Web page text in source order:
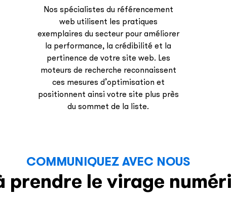
Nos spécialistes du référencement
web utilisent les pratiques
exemplaires du secteur pour améliorer
la performance, la crédibilité et la
pertinence de votre site web. Les
moteurs de recherche reconnaissent
ces mesures d’optimisation et
positionnent ainsi votre site plus près
du sommet de la liste.
COMMUNIQUEZ AVEC NOUS
prendre le virage